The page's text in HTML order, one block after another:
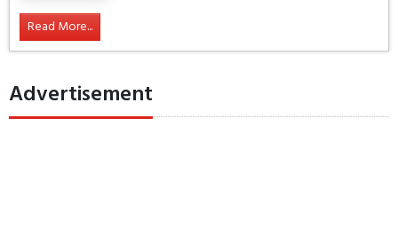
Read More...
Advertisement